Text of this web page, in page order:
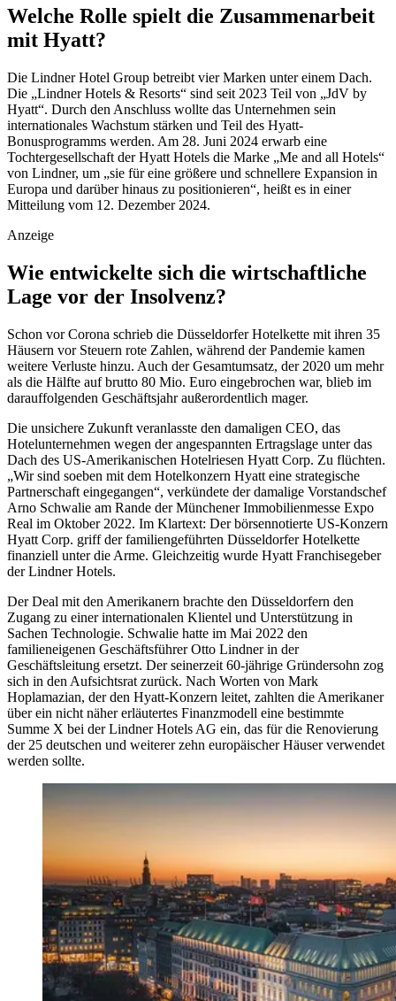
Welche Rolle spielt die Zusammenarbeit
mit Hyatt?
Die Lindner Hotel Group betreibt vier Marken unter einem Dach.
Die „Lindner Hotels & Resorts“ sind seit 2023 Teil von „JdV by
Hyatt“. Durch den Anschluss wollte das Unternehmen sein
internationales Wachstum stärken und Teil des Hyatt-
Bonusprogramms werden. Am 28. Juni 2024 erwarb eine
Tochtergesellschaft der Hyatt Hotels die Marke „Me and all Hotels“
von Lindner, um „sie für eine größere und schnellere Expansion in
Europa und darüber hinaus zu positionieren“, heißt es in einer
Mitteilung vom 12. Dezember 2024.
Anzeige
Wie entwickelte sich die wirtschaftliche
Lage vor der Insolvenz?
Schon vor Corona schrieb die Düsseldorfer Hotelkette mit ihren 35
Häusern vor Steuern rote Zahlen, während der Pandemie kamen
weitere Verluste hinzu. Auch der Gesamtumsatz, der 2020 um mehr
als die Hälfte auf brutto 80 Mio. Euro eingebrochen war, blieb im
darauffolgenden Geschäftsjahr außerordentlich mager.
Die unsichere Zukunft veranlasste den damaligen CEO, das
Hotelunternehmen wegen der angespannten Ertragslage unter das
Dach des US-Amerikanischen Hotelriesen Hyatt Corp. Zu flüchten.
„Wir sind soeben mit dem Hotelkonzern Hyatt eine strategische
Partnerschaft eingegangen“, verkündete der damalige Vorstandschef
Arno Schwalie am Rande der Münchener Immobilienmesse Expo
Real im Oktober 2022. Im Klartext: Der börsennotierte US-Konzern
Hyatt Corp. griff der familiengeführten Düsseldorfer Hotelkette
finanziell unter die Arme. Gleichzeitig wurde Hyatt Franchisegeber
der Lindner Hotels.
Der Deal mit den Amerikanern brachte den Düsseldorfern den
Zugang zu einer internationalen Klientel und Unterstützung in
Sachen Technologie. Schwalie hatte im Mai 2022 den
familieneigenen Geschäftsführer Otto Lindner in der
Geschäftsleitung ersetzt. Der seinerzeit 60-jährige Gründersohn zog
sich in den Aufsichtsrat zurück. Nach Worten von Mark
Hoplamazian, der den Hyatt-Konzern leitet, zahlten die Amerikaner
über ein nicht näher erläutertes Finanzmodell eine bestimmte
Summe X bei der Lindner Hotels AG ein, das für die Renovierung
der 25 deutschen und weiterer zehn europäischer Häuser verwendet
werden sollte.